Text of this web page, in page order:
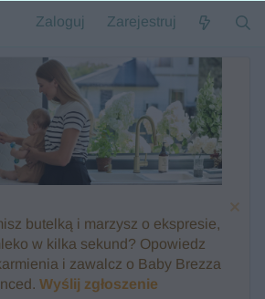
Zaloguj Zarejestruj
butelką i marzysz o ekspresie,
w kilka sekund? Opowiedz
i zawalcz o Baby Brezza
Wyślij zgłoszenie